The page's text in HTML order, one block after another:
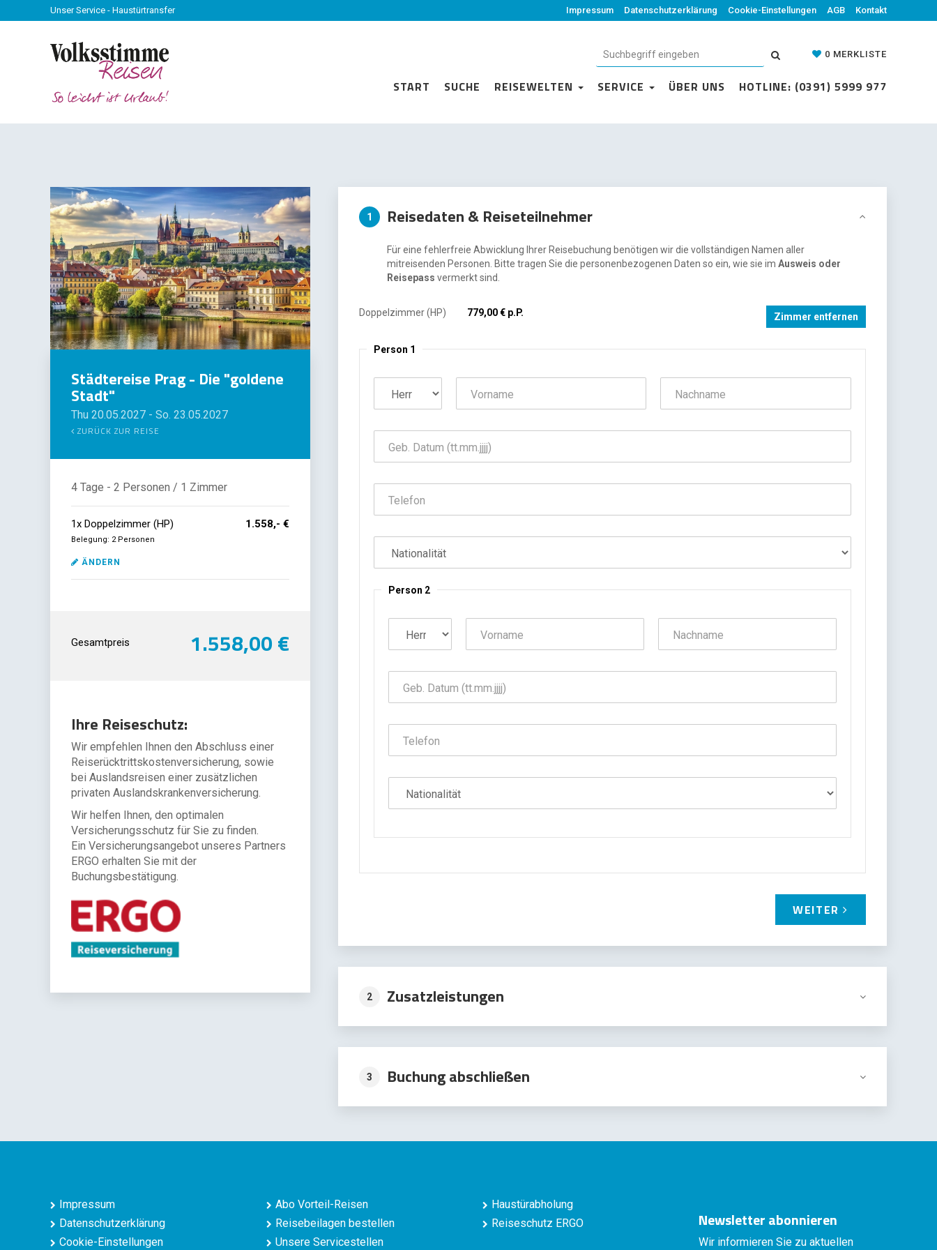
Unser Service - Haustürtransfer Impressum Datenschutzerklärung Cookie-Einstellungen AGB Kontakt
0 MERKLISTE
START SUCHE REISEWELTEN SERVICE ÜBER UNS HOTLINE: (0391) 5999 977
Städtereise Prag - Die "goldene
Stadt"
Thu 20.05.2027 - So. 23.05.2027
ZURÜCK ZUR REISE
4 Tage - 2 Personen / 1 Zimmer
1x Doppelzimmer (HP) 1.558,- €
Belegung: 2 Personen
ÄNDERN
Gesamtpreis 1.558,00 €
Ihre Reiseschutz:
Wir empfehlen Ihnen den Abschluss einer
Reiserücktrittskostenversicherung, sowie
bei Auslandsreisen einer zusätzlichen
privaten Auslandskrankenversicherung.
Wir helfen Ihnen, den optimalen
Versicherungsschutz für Sie zu finden.
Ein Versicherungsangebot unseres Partners
ERGO erhalten Sie mit der
Buchungsbestätigung.
1 Reisedaten & Reiseteilnehmer
Für eine fehlerfreie Abwicklung Ihrer Reisebuchung benötigen wir die vollständigen Namen aller
mitreisenden Personen. Bitte tragen Sie die personenbezogenen Daten so ein, wie sie imAusweis oder
Reisepass vermerkt sind.
Doppelzimmer (HP) 779,00 € p.P. Zimmer entfernen
Person 1
Person 2
WEITER
2 Zusatzleistungen
3 Buchung abschließen
Impressum
Datenschutzerklärung
Cookie-Einstellungen
Abo Vorteil-Reisen
Reisebeilagen bestellen
Unsere Servicestellen
Haustürabholung
Reiseschutz ERGO
Newsletter abonnieren
Wir informieren Sie zu aktuellen